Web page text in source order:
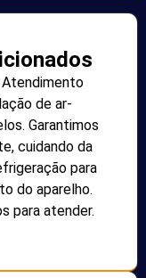
Atendimento
de ar-
Garantimos
cuidando da
para
do aparelho.
para atender.